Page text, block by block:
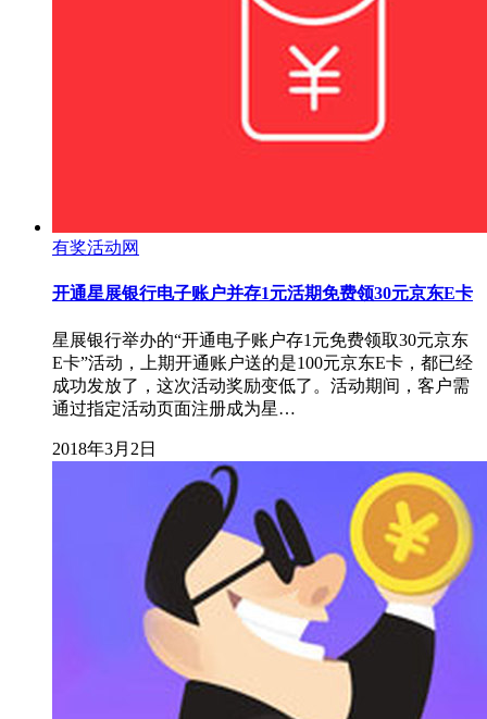
有奖活动网
开通星展银行电子账户并存1元活期免费领30元京东E卡
星展银行举办的“开通电子账户存1元免费领取30元京东
E卡”活动，上期开通账户送的是100元京东E卡，都已经
成功发放了，这次活动奖励变低了。活动期间，客户需
通过指定活动页面注册成为星…
2018年3月2日